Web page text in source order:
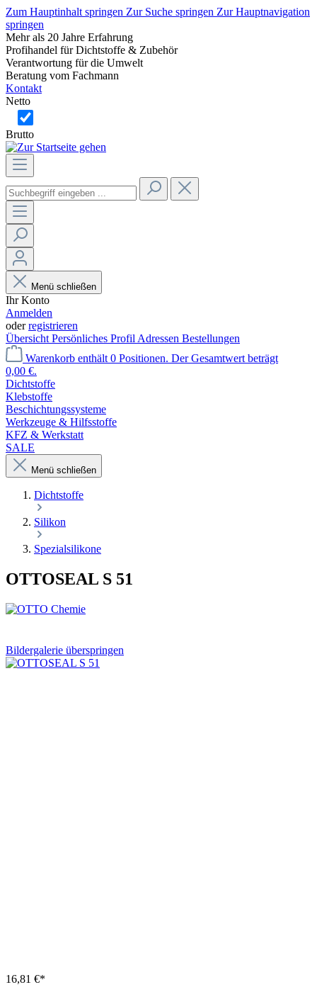
Zum Hauptinhalt springen Zur Suche springen Zur Hauptnavigation
springen
Mehr als 20 Jahre Erfahrung
Profihandel für Dichtstoffe & Zubehör
Verantwortung für die Umwelt
Beratung vom Fachmann
Kontakt
Netto
Brutto
Menü schließen
Ihr Konto
Anmelden
oderregistrieren
Übersicht Persönliches Profil Adressen Bestellungen
Warenkorb enthält 0 Positionen. Der Gesamtwert beträgt
0,00 €.
Dichtstoffe
Klebstoffe
Beschichtungssysteme
Werkzeuge & Hilfsstoffe
KFZ & Werkstatt
SALE
Menü schließen
Dichtstoffe
Silikon
Spezialsilikone
OTTOSEAL S 51
Bildergalerie überspringen
16,81 €*